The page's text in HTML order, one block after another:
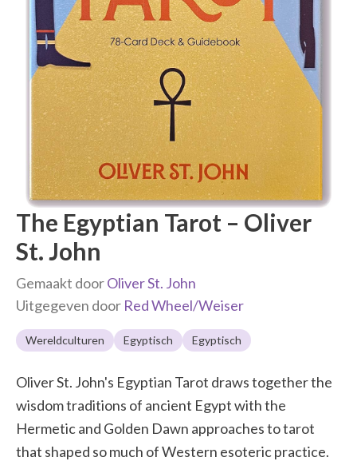
The Egyptian Tarot – Oliver
St. John
Gemaakt doorOliver St. John
Uitgegeven door Red Wheel/Weiser
Wereldculturen Egyptisch Egyptisch
Oliver St. John's Egyptian Tarot draws together the
wisdom traditions of ancient Egypt with the
Hermetic and Golden Dawn approaches to tarot
that shaped so much of Western esoteric practice.